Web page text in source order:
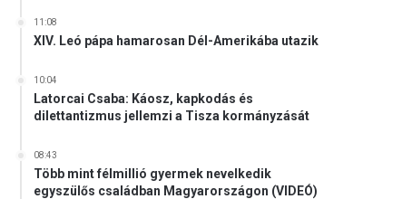
11:08
XIV. Leó pápa hamarosan Dél-Amerikába utazik
10:04
Latorcai Csaba: Káosz, kapkodás és
dilettantizmus jellemzi a Tisza kormányzását
08:43
Több mint félmillió gyermek nevelkedik
egyszülős családban Magyarországon (VIDEÓ)